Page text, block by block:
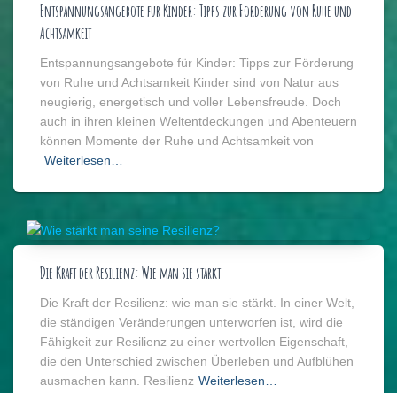
Entspannungsangebote für Kinder: Tipps zur Förderung von Ruhe und
Achtsamkeit
Entspannungsangebote für Kinder: Tipps zur Förderung
von Ruhe und Achtsamkeit Kinder sind von Natur aus
neugierig, energetisch und voller Lebensfreude. Doch
auch in ihren kleinen Weltentdeckungen und Abenteuern
können Momente der Ruhe und Achtsamkeit von
Weiterlesen…
Die Kraft der Resilienz: Wie man sie stärkt
Die Kraft der Resilienz: wie man sie stärkt. In einer Welt,
die ständigen Veränderungen unterworfen ist, wird die
Fähigkeit zur Resilienz zu einer wertvollen Eigenschaft,
die den Unterschied zwischen Überleben und Aufblühen
ausmachen kann. Resilienz Weiterlesen…